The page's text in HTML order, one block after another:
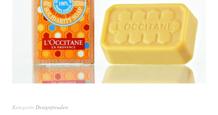
Kategorie Designfreuden